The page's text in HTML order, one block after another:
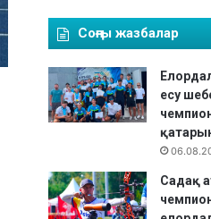
Соңғы жазбалар
есу
Садақ